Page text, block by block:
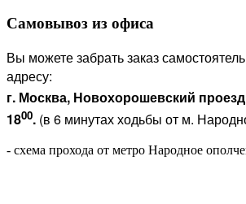
Самовывоз из офиса
Вы можете забрать заказ
адресу:
г. Москва, Новохорошевский
1800. (в 6 минутах ходьбы от м.
- схема прохода от метро Народное